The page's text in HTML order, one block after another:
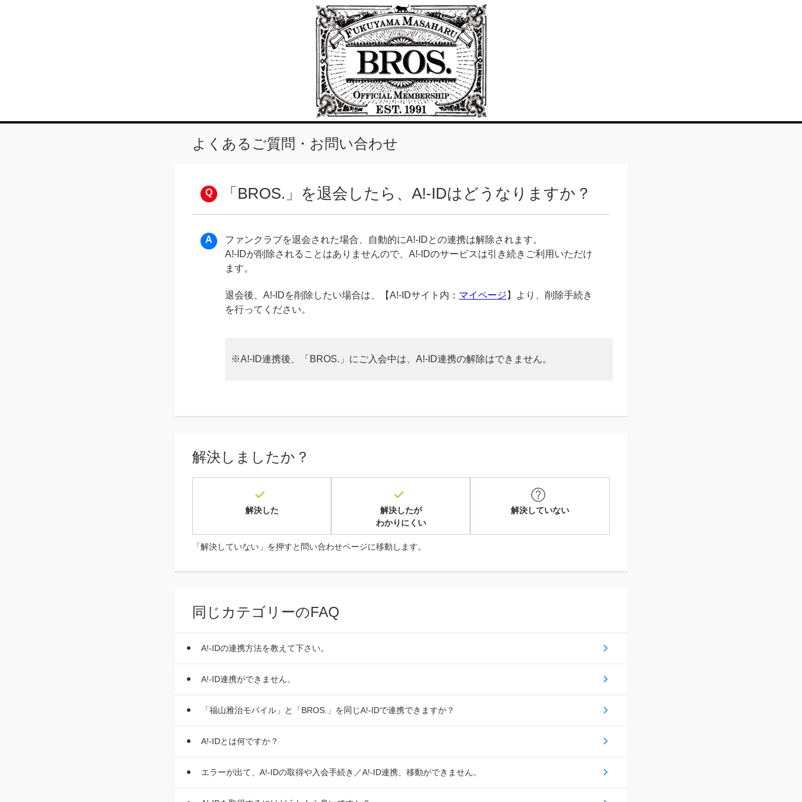
よくあるご質問・お問い合わせ
「BROS.」を退会したら、A!-IDはどうなりますか？
ファンクラブを退会された場合、自動的にA!-IDとの連携は解除されます。
A!-IDが削除されることはありませんので、A!-IDのサービスは引き続きご利用いただけ
ます。
退会後、A!-IDを削除したい場合は、【A!-IDサイト内： マイページ 】より、削除手続き
を行ってください。
※A!-ID連携後、「BROS.」にご入会中は、A!-ID連携の解除はできません。
解決しましたか？
解決した
解決したが
わかりにくい
解決していない
「解決していない」を押すと問い合わせページに移動します。
同じカテゴリーのFAQ
A!-IDの連携方法を教えて下さい。
A!-ID連携ができません。
「福山雅治モバイル」と「BROS.」を同じA!-IDで連携できますか？
A!-IDとは何ですか？
エラーが出て、A!-IDの取得や入会手続き／A!-ID連携、移動ができません。